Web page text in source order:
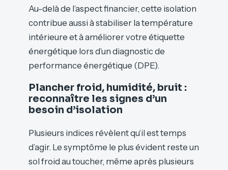
Au-delà de l’aspect financier, cette isolation
contribue aussi à stabiliser la température
intérieure et à améliorer votre étiquette
énergétique lors d’un diagnostic de
performance énergétique (DPE).
Plancher froid, humidité, bruit :
reconnaître les signes d’un
besoin d’isolation
Plusieurs indices révèlent qu’il est temps
d’agir. Le symptôme le plus évident reste un
sol froid au toucher, même après plusieurs